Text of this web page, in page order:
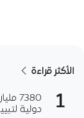
الأكثر قراءة
1
دولية